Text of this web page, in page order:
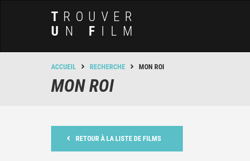
T ROUVER
U N F ILM
ACCUEIL RECHERCHE MON ROI
MON ROI
RETOUR À LA LISTE DE FILMS